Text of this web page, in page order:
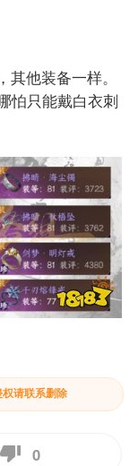
他装备一样。
怕只能戴白衣刺
请联系删除
0